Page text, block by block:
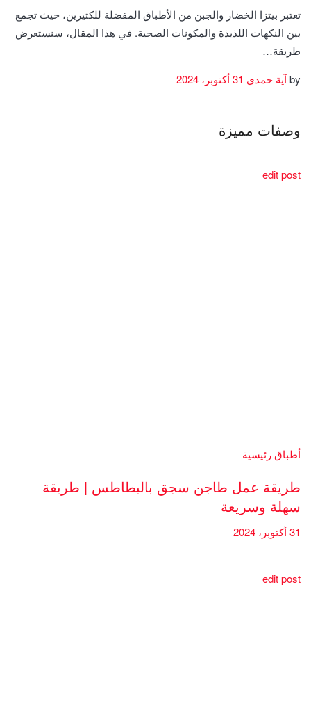
تعتبر بيتزا الخضار والجبن من الأطباق المفضلة للكثيرين، حيث تجمع
بين النكهات اللذيذة والمكونات الصحية. في هذا المقال، سنستعرض
طريقة…
byآية حمدي
وصفات مميزة
edit post
أطباق رئيسية
طريقة عمل طاجن سجق بالبطاطس | طريقة
سهلة وسريعة
31 أكتوبر، 2024
edit post